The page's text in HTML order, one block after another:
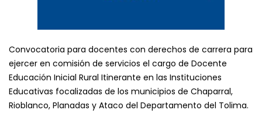
Convocatoria para docentes con derechos de carrera para
ejercer en comisión de servicios el cargo de Docente
Educación Inicial Rural Itinerante en las Instituciones
Educativas focalizadas de los municipios de Chaparral,
Rioblanco, Planadas y Ataco del Departamento del Tolima.